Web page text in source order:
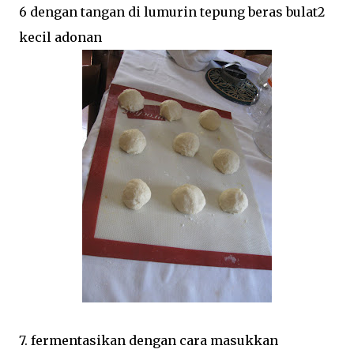
6 dengan tangan di lumurin tepung beras bulat2
kecil adonan
7. fermentasikan dengan cara masukkan